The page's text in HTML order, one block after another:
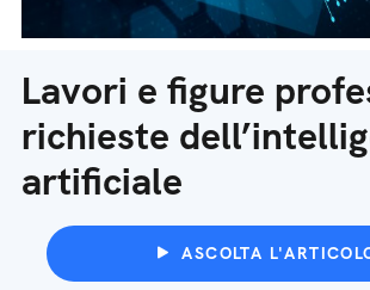
Lavori e figure
richieste
artificiale
ASCOLTA